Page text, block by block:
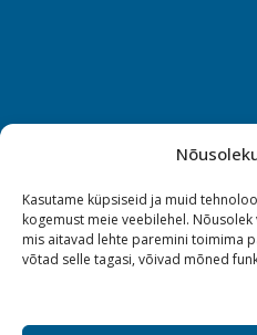
Kasutame küpsiseid ja muid
kogemust meie veebilehel.
mis aitavad lehte paremini toimima
võtad selle tagasi, võivad mõned